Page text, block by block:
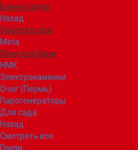
Баня и сауна
Назад
Смотреть все
Meta
Печи для бани
НМК
Электрокаменки
Очаг (Пермь)
Парогенераторы
Для сада
Назад
Смотреть все
Грили